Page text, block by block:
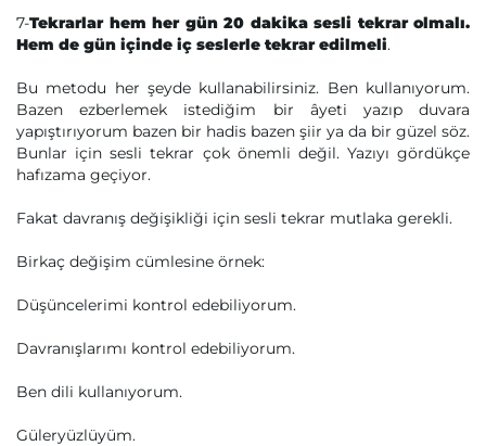
7-Tekrarlar hem her gün 20 dakika sesli tekrar olmalı.
Hem de gün içinde iç seslerle tekrar edilmeli.
Bu metodu her şeyde kullanabilirsiniz. Ben kullanıyorum.
Bazen ezberlemek istediğim bir âyeti yazıp duvara
yapıştırıyorum bazen bir hadis bazen şiir ya da bir güzel söz.
Bunlar için sesli tekrar çok önemli değil. Yazıyı gördükçe
hafızama geçiyor.
Fakat davranış değişikliği için sesli tekrar mutlaka gerekli.
Birkaç değişim cümlesine örnek:
Düşüncelerimi kontrol edebiliyorum.
Davranışlarımı kontrol edebiliyorum.
Ben dili kullanıyorum.
Güleryüzlüyüm.